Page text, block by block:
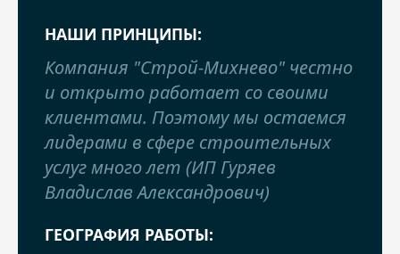
НАШИ ПРИНЦИПЫ:
Компания "Строй-Михнево" честно
и открыто работает со своими
клиентами. Поэтому мы остаемся
лидерами в сфере строительных
услуг много лет (ИП Гуряев
Владислав Александрович)
ГЕОГРАФИЯ РАБОТЫ: